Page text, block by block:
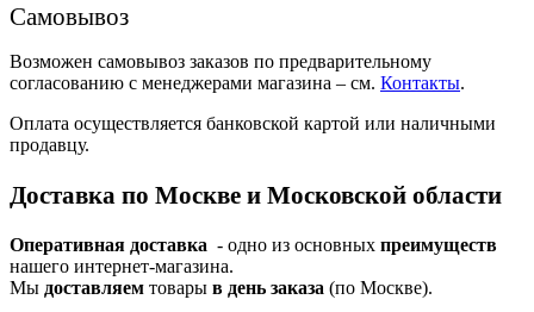
Самовывоз
Возможен самовывоз заказов по предварительному
согласованию с менеджерами магазина – см. Контакты.
Оплата осуществляется банковской картой или наличными
продавцу.
Доставка по Москве и Московской области
Оперативная доставка - одно из основных преимуществ
нашего интернет-магазина.
Мы доставляем товары в день заказа (по Москве).